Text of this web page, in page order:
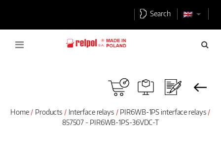
Search
Home Products Interface relays
PIR6WB-1PS interface relays
857507 - PIR6WB-1PS-36VDC-T